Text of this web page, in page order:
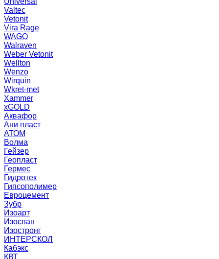
Valtec
Vetonit
Vira Rage
WAGO
Walraven
Weber Vetonit
Wellton
Wenzo
Wirquin
Wkret-met
Xammer
xGOLD
Аквафор
Ани пласт
АТОМ
Волма
Гейзер
Геопласт
Гермес
Гидротек
Гипсополимер
Евроцемент
Зубр
Изоарт
Изоспан
Изостронг
ИНТЕРСКОЛ
Кабэкс
КВТ